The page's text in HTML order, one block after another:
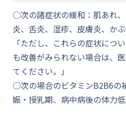
○次の諸症状の緩和：肌あれ
炎、舌炎、湿疹、皮膚炎、か
「ただし、これらの症状につ
も改善がみられない場合は、
てください。」
○次の場合のビタミンB2B6の
娠・授乳期、病中病後の体力